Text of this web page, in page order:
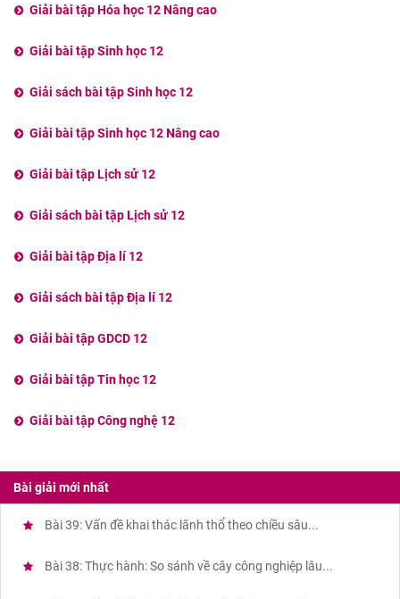
Giải bài tập Hóa học 12 Nâng cao
Giải bài tập Sinh học 12
Giải sách bài tập Sinh học 12
Giải bài tập Sinh học 12 Nâng cao
Giải bài tập Lịch sử 12
Giải sách bài tập Lịch sử 12
Giải bài tập Địa lí 12
Giải sách bài tập Địa lí 12
Giải bài tập GDCD 12
Giải bài tập Tin học 12
Giải bài tập Công nghệ 12
Bài giải mới nhất
Bài 39: Vấn đề khai thác lãnh thổ theo chiều sâu...
Bài 38: Thực hành: So sánh về cây công nghiệp lâu...